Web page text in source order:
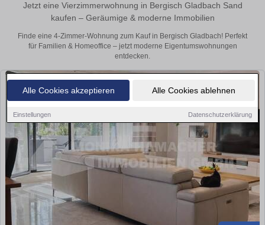
Alle Cookies akzeptieren Alle Cookies ablehnen
Einstellungen Datenschutzerklärung
Jetzt eine Vierzimmerwohnung in Bergisch Gladbach Sand
kaufen – Geräumige & moderne Immobilien
Finde eine 4-Zimmer-Wohnung zum Kauf in Bergisch Gladbach! Perfekt
für Familien & Homeoffice – jetzt moderne Eigentumswohnungen
entdecken.